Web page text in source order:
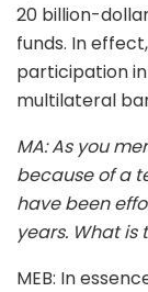
20 billion-
funds. In
participation
multilateral
MA: As you
because of a
have been
years. What is
MEB: In